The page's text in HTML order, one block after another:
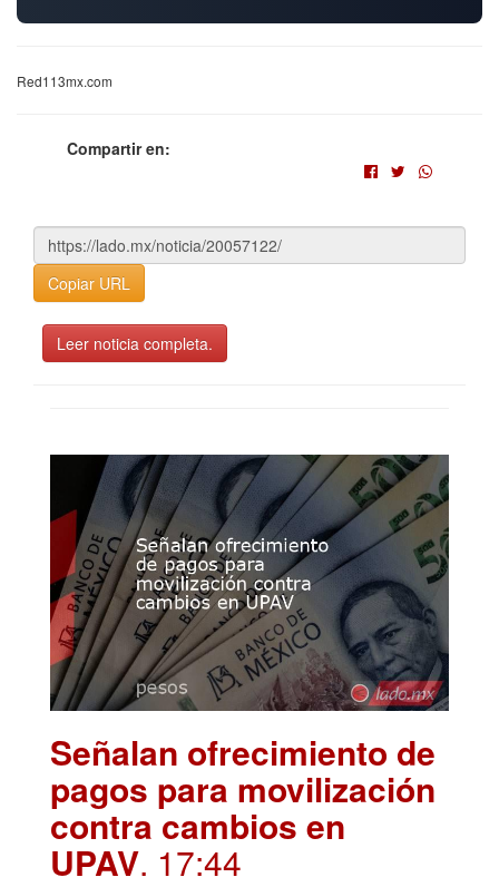
Red113mx.com
Compartir en:
Copiar URL
Leer noticia completa.
Señalan ofrecimiento de
pagos para movilización
contra cambios en
UPAV. 17:44